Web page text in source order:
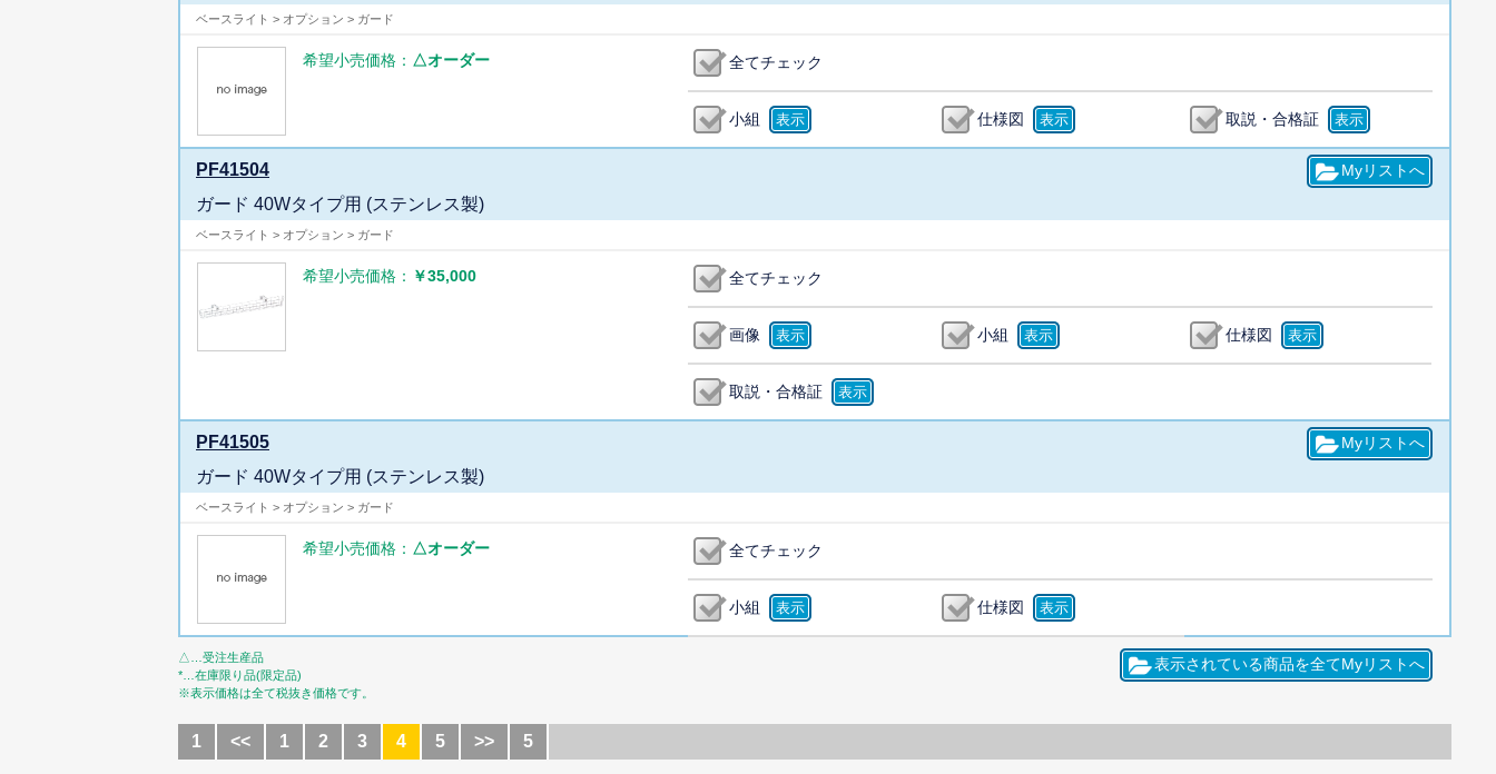
ベースライト > オプション > ガード
希望小売価格： △オーダー 全てチェック
小組 仕様図 取説・合格証
PF41504
ガード 40Wタイプ用 (ステンレス製)
ベースライト > オプション > ガード
希望小売価格： ￥35,000 全てチェック
画像 小組 仕様図
取説・合格証
PF41505
ガード 40Wタイプ用 (ステンレス製)
ベースライト > オプション > ガード
希望小売価格： △オーダー 全てチェック
小組 仕様図
△…受注生産品
*…在庫限り品(限定品)
※表示価格は全て税抜き価格です。
1 << 1 2 3 4 5 >> 5